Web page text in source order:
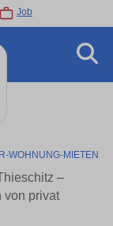
Job
WOHNUNG-MIETEN
–
von privat